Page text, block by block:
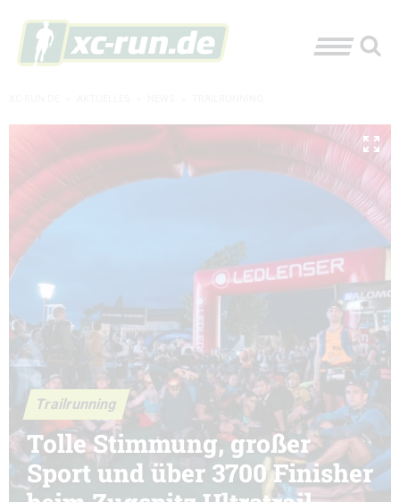
Trailrunning
Tolle Stimmung, großer
Sport und über 3700 Finisher